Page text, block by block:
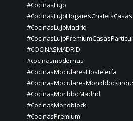
#CocinasLujo
#CocinasLujoHogaresChaletsCasas
#CocinasLujoMadrid
#COCINASMADRID
#cocinasmodernas
#CocinasModularesHostelería
#CocinasMonblocMadrid
#CocinasMonoblock
#CocinasPremium